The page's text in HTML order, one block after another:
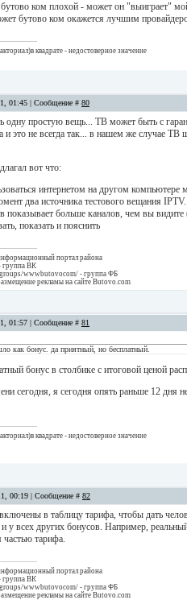
ком плохой - может он "выиграет"
бутово ком окажется лучшим
квадрате - недостоверное значение
01:45 | Сообщение # 80
простую вещь... ТВ может быть с
и это не всегда так... в нашем же случае
вот что:
интернетом на другом
два источника тестового вещания
показывает больше каналов, чем вы
показать и пояснить
портал района
группа ВК
wwwbutovocom/ - группа ФБ
рекламы на сайте Butovo.com
01:57 | Сообщение # 81
как бонус. да приятный, но бесплатный.
бонус в столбике с итоговой ценой
сегодня, я сегодня опять раньше 12 дня
квадрате - недостоверное значение
00:19 | Сообщение # 82
в таблицу тарифа, чтобы дать
у всех других бонусов. Например,
тарифа.
портал района
группа ВК
wwwbutovocom/ - группа ФБ
рекламы на сайте Butovo.com